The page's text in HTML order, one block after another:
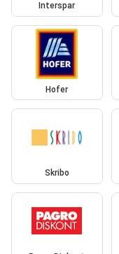
Interspar
Hofer
Skribo